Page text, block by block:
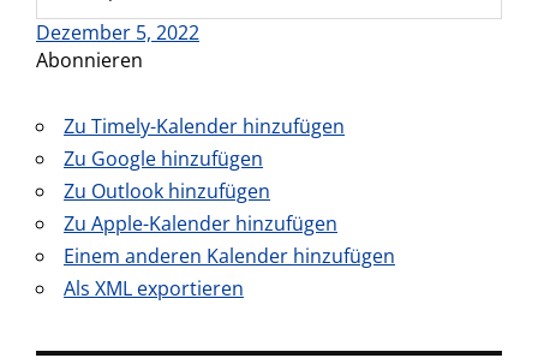
Dezember 5, 2022
Abonnieren
Zu Timely-Kalender hinzufügen
Zu Google hinzufügen
Zu Outlook hinzufügen
Zu Apple-Kalender hinzufügen
Einem anderen Kalender hinzufügen
Als XML exportieren